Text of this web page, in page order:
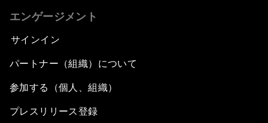
エンゲージメント
サインイン
パートナー（組織）について
参加する（個人、組織）
プレスリリース登録